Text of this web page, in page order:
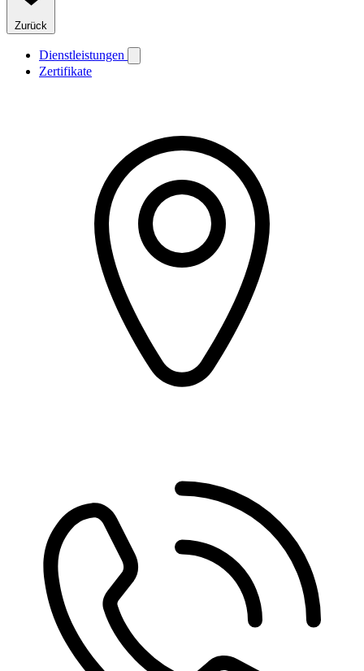
Zurück
Dienstleistungen
Zertifikate